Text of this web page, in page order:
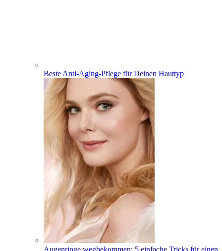
Beste Anti-Aging-Pflege für Deinen Hauttyp